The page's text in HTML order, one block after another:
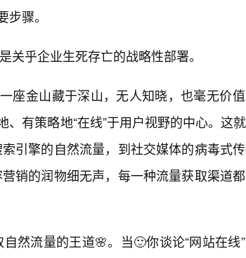
骤。
关乎企业生死存亡的战略性部署。
座金山藏于深山，无人知晓，也毫无价
、有策略地“在线”于用户视野的中心。这
引擎的自然流量，到社交媒体的病毒式
销的润物细无声，每一种流量获取渠道
然流量的王道🌸。当🙂你谈论“网站在线